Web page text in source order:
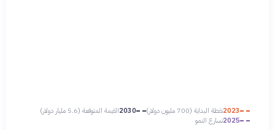
2023نقطة البداية (700 مليون دولار) 2030القيمة المتوقعة (5.6 مليار دولار)
2025تسارع النمو